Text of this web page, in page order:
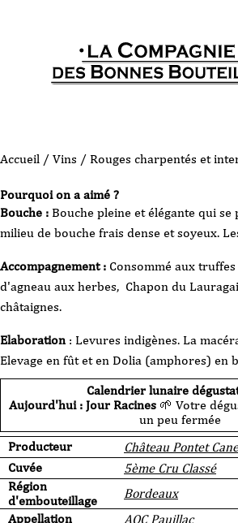
Accueil / Vins / Rouges charpentés et
Pourquoi on a aimé ?
Bouche : Bouche pleine et élégante qui
milieu de bouche frais dense et soyeux.
Accompagnement : Consommé aux
d'agneau aux herbes, Chapon du
châtaignes.
Elaboration : Levures indigènes. La
Elevage en fût et en Dolia (amphores) en
Calendrier lunaire
Aujourd'hui : Jour Racines 🌱 Votre
un peu fermée
Producteur
Château Pontet
Cuvée
5ème Cru Classé
Région
d'embouteillage
Bordeaux
Appellation
AOC Pauillac